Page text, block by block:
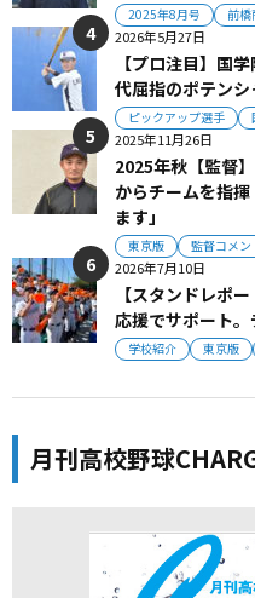
2025年8月号 前橋
2026年5月27日
【プロ注目】国
代屈指のポテン
ピックアップ選手
2025年11月26日
2025年秋【監督
からチームを指
ます」
東京版 監督コメン
2026年7月10日
【スタンドレポ
応援でサポート
学校紹介 東京版
月刊高校野球